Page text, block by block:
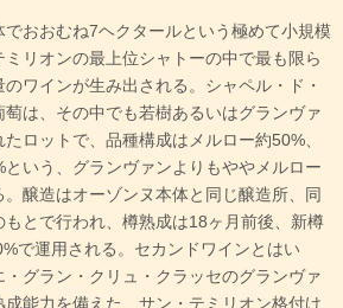
おおむね7ヘクタールという極めて小規模
リオンの最上位シャトーの中で最も限ら
ワインが生み出される。シャペル・ド・
は、その中でも若樹あるいはグランヴァ
ロットで、品種構成はメルロー約50%、
いう、グランヴァンよりもややメルロー
醸造はオーゾンヌ本体と同じ醸造所、同
もとで行われ、樽熟成は18ヶ月前後、新樽
で運用される。セカンドワインとはい
グラン・クリュ・クラッセのグランヴァ
能力を備えた、サン・テミリオン格付け